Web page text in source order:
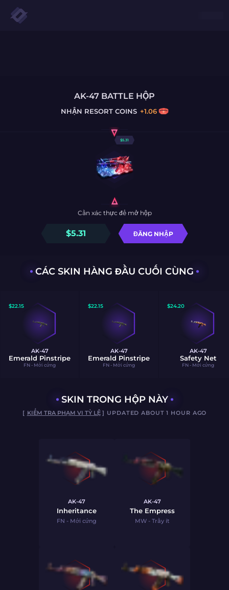
AK-47 BATTLE HỘP
NHẬN RESORT COINS +1.06
$5.31
$5.31 ĐĂNG NHẬP
Cần xác thực để mở hộp
CÁC SKIN HÀNG ĐẦU CUỐI CÙNG
$22.15
AK-47
Emerald Pinstripe
FN - Mới cứng
$22.15
AK-47
Emerald Pinstripe
FN - Mới cứng
$24.20
AK-47
Safety Net
FN - Mới cứng
SKIN TRONG HỘP NÀY
[ KIỂM TRA PHẠM VI TỶ LỆ] UPDATED ABOUT 1 HOUR AGO
AK-47
Inheritance
FN - Mới cứng
AK-47
The Empress
MW - Trầy ít